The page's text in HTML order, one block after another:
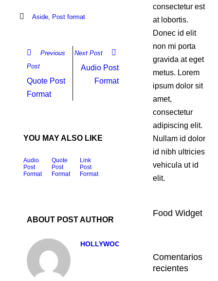
Aside, Post format
Previous
Post
Quote Post
Format
Next Post
Audio Post
Format
YOU MAY ALSO LIKE
Audio
Post
Format
Quote
Post
Format
Link
Post
Format
ABOUT POST AUTHOR
HOLLYWOODADMIN
consectetur est
at lobortis.
Donec id elit
non mi porta
gravida at eget
metus. Lorem
ipsum dolor sit
amet,
consectetur
adipiscing elit.
Nullam id dolor
id nibh ultricies
vehicula ut id
elit.
Food Widget
Comentarios
recientes